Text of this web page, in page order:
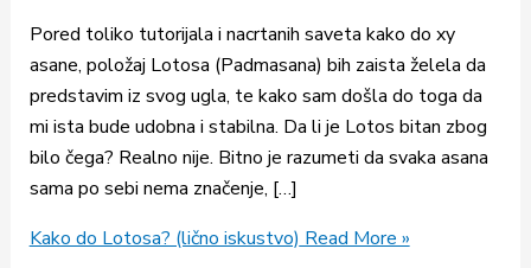
Pored toliko tutorijala i nacrtanih saveta kako do xy
asane, položaj Lotosa (Padmasana) bih zaista želela da
predstavim iz svog ugla, te kako sam došla do toga da
mi ista bude udobna i stabilna. Da li je Lotos bitan zbog
bilo čega? Realno nije. Bitno je razumeti da svaka asana
sama po sebi nema značenje, […]
Kako do Lotosa? (lično iskustvo) Read More »